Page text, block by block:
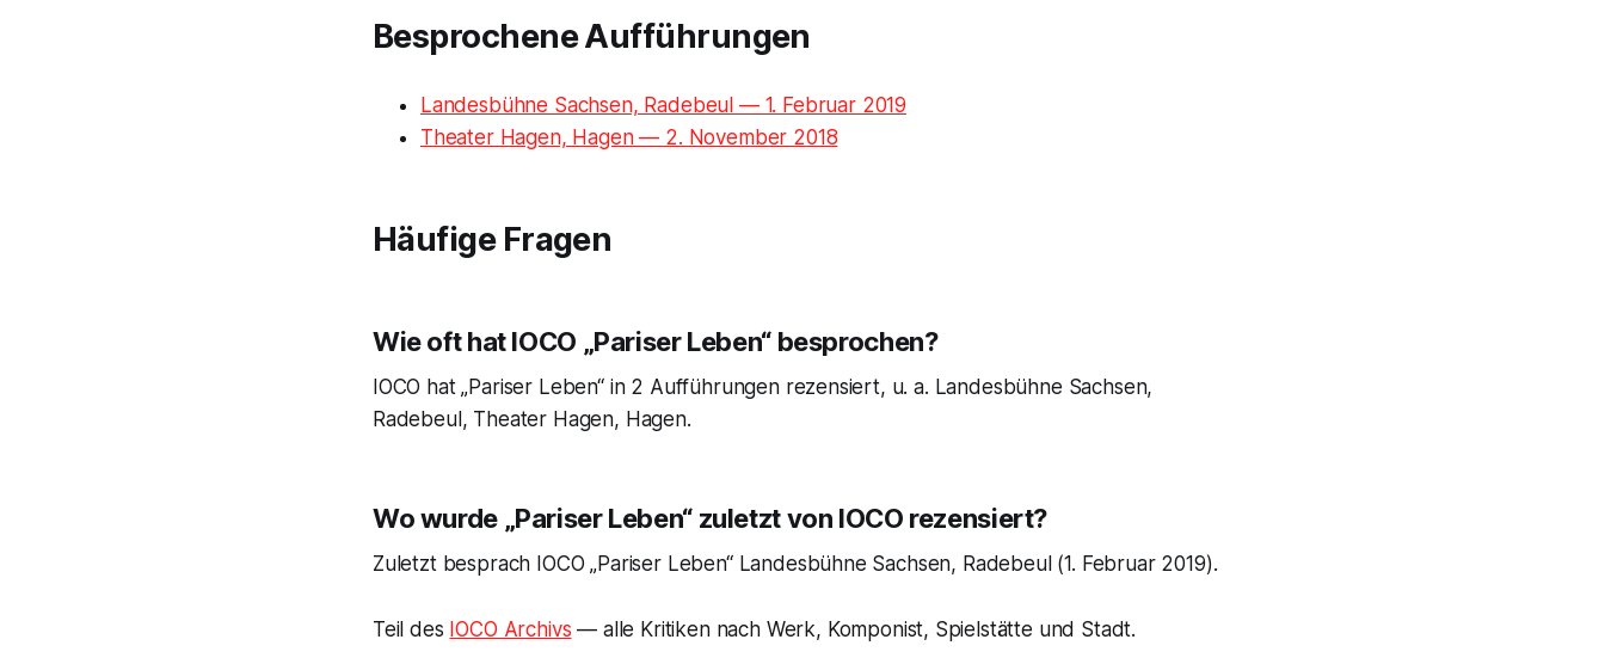
Besprochene Aufführungen
Landesbühne Sachsen, Radebeul — 1. Februar 2019
Theater Hagen, Hagen — 2. November 2018
Häufige Fragen
Wie oft hat IOCO „Pariser Leben“ besprochen?
IOCO hat „Pariser Leben“ in 2 Aufführungen rezensiert, u. a. Landesbühne Sachsen,
Radebeul, Theater Hagen, Hagen.
Wo wurde „Pariser Leben“ zuletzt von IOCO rezensiert?
Zuletzt besprach IOCO „Pariser Leben“ Landesbühne Sachsen, Radebeul (1. Februar 2019).
Teil des IOCO Archivs — alle Kritiken nach Werk, Komponist, Spielstätte und Stadt.